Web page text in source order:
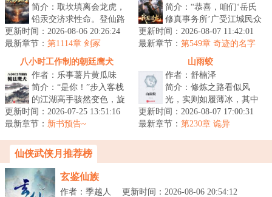
简介：取坎填离会龙虎，
铅汞交济求性命。登仙路
上，多少白骨？仙山道
宗，几家长青？许玄一朝
穿越，为大赤...
更新时间：2026-08-06 20:26:24
最新章节： 第1114章 剑冢
简介：“恭喜，咱们‘岳氏
修真事务所’广受江城民众
爱戴，被选为年度最佳修
真机构。岳大师能不能给
大家分...
更新时间：2026-08-07 11:42:01
最新章节： 第549章 奇迹的名字
叫岳闻【求月票！】
八小时工作制的朝廷鹰犬
作者：乐事薯片黄瓜味
简介：“是你！”步入客栈
的江湖高手骇然变色，旋
即面如死灰。“没想到，今
日要落到你这朝廷鹰犬的
更新时间：2026-07-25 13:51:16
最新章节： 新书预告~
山雨蛟
作者：舒楠泽
简介：修炼之路看似风
光，实则如履薄冰，其中
的苦只有自己知道。一条
出身寒微的黑蛇，无依无
更新时间：2026-08-07 17:00:31
最新章节： 第230章 诡异
仙侠武侠月推荐榜
玄鉴仙族
作者：季越人
更新时间：2026-08-06 20:54:12